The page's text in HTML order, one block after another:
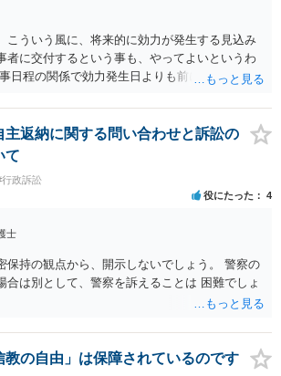
こういう風に、将来的に効力が発生する見込み
者に交付するという事も、やってよいというわ
日程の関係で効力発生日よりも前に交付したか
えるに越したことはないですが、卒業式の日程
慣例として定められることが多いですし、学籍
て異なるようですから、そのこと自体に特に問
万一、効力発生日より前に、その効力が無効と
としたら、その証明書は効力を発生する事な
効化されるということですね？ そう考えるのが
、卒業証書自体は、通常記載されている内容
という事実について記載されており、卒業式時
は過去の事実として間違いないので、卒業証書
いう法的な効力を議論するものではないでしょ
ものではなく、在学中に何らかの問題を起こし
どうか、ということなので、厳密に言えば卒業
接関係しないと思います。
主返納に関する問い合わせと訴訟の
て
行政訴訟
役にたった 4
士
保持の観点から、開示しないでしょう。 警察の
合は別として、警察を訴えることは 困難でしょ
教の自由」は保障されているのです